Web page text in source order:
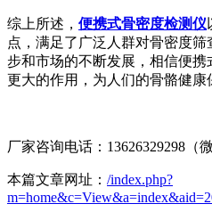
综上所述， 便携式骨密度检测仪
点，满足了广泛人群对骨密度
步和市场的不断发展，相信便
更大的作用，为人们的骨骼健康
厂家咨询电话：13626329298（
本篇文章网址： /index.php?